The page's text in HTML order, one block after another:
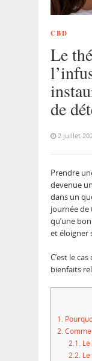
CBD
Le
de
2 juillet
Prendre
devenue
dans un
journée de
qu’une
et éloigner
C’est le
bienfaits
1.
2.
2.1.Le
2.2.Le